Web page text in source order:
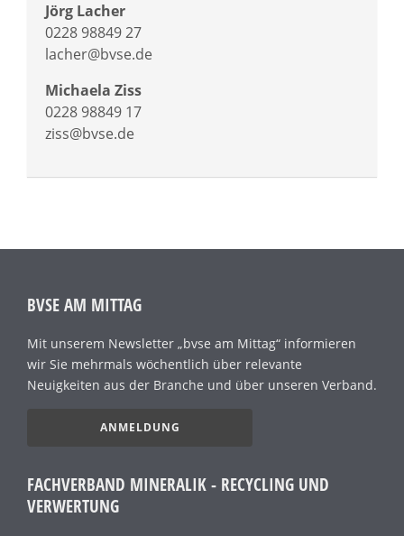
Jörg Lacher
0228 98849 27
lacher@bvse.de
Michaela Ziss
0228 98849 17
ziss@bvse.de
BVSE AM MITTAG
Mit unserem Newsletter „bvse am Mittag“ informieren
wir Sie mehrmals wöchentlich über relevante
Neuigkeiten aus der Branche und über unseren Verband.
ANMELDUNG
FACHVERBAND MINERALIK - RECYCLING UND
VERWERTUNG